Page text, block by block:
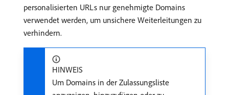
personalisierten URLs nur genehmigte Domains
verwendet werden, um unsichere Weiterleitungen zu
verhindern.
HINWEIS
Um Domains in der Zulassungsliste